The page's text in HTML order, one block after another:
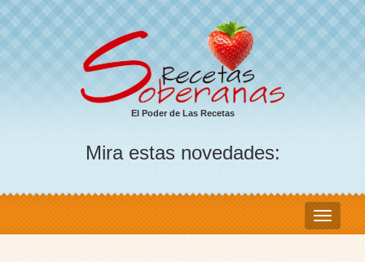
El Poder de Las Recetas
Mira estas novedades: